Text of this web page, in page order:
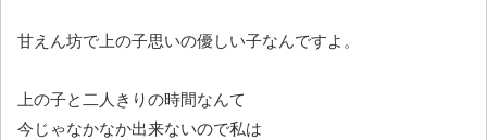
甘えん坊で上の子思いの優しい子なんですよ。
上の子と二人きりの時間なんて
今じゃなかなか出来ないので私は